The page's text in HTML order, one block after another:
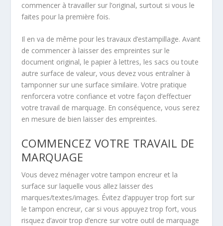
commencer à travailler sur l’original, surtout si vous le
faites pour la première fois.
Il en va de même pour les travaux d’estampillage. Avant
de commencer à laisser des empreintes sur le
document original, le papier à lettres, les sacs ou toute
autre surface de valeur, vous devez vous entraîner à
tamponner sur une surface similaire. Votre pratique
renforcera votre confiance et votre façon d’effectuer
votre travail de marquage. En conséquence, vous serez
en mesure de bien laisser des empreintes.
COMMENCEZ VOTRE TRAVAIL DE
MARQUAGE
Vous devez ménager votre tampon encreur et la
surface sur laquelle vous allez laisser des
marques/textes/images. Évitez d’appuyer trop fort sur
le tampon encreur, car si vous appuyez trop fort, vous
risquez d’avoir trop d’encre sur votre outil de marquage